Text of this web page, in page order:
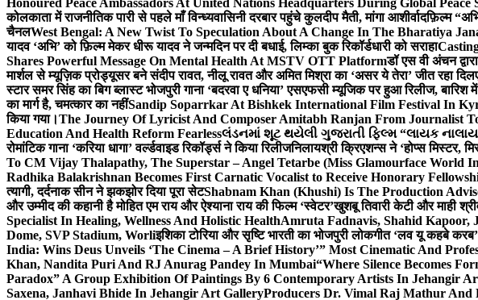
Honoured Peace Ambassadors At United Nations Headquarters During Global Peace
कोलकाता में राजनीतिक पारी से पहले माँ विन्ध्यवासिनी दरबार पहुंचे कुलदीप मैती, मांगा आशीर्वादफ़िल्म
चैनलWest Bengal: A New Twist To Speculation About A Change In The Bharatiya
यादव ‘अभि’ को फ़िल्म मेकर धीरू यादव ने जन्मदिन पर दी बधाई, लिम्का बुक रिकॉर्डधारी को सराहा
Shares Powerful Message On Mental Health At MSTV OTT Platformडॉ एस वी अंचन
मार्शल से म्यूज़िक प्रोड्यूसर बने संदीप रावत, नीलू रावत और अमित मिश्रा का ‘असर ये तेरा’ जीत रहा दिल
स्टार समर सिंह का बिग ब्लास्ट भोजपुरी गाना ‘बदरवा ए धनिया’ एसएफसी म्यूजिक पर हुआ रिलीज,
का मार्ग है, चमत्कार का नहींSandip Soparrkar At Bishkek International Film Festival In
किया गया।The Journey Of Lyricist And Composer Amitabh Ranjan From Journalist
Education And Health Reform Fearlessલંડનમાં શૂટ થયેલી ગુજરાતી ફિલ્મ “લાયક
रोमांटिक गाना ‘करिया धागा’ वर्ल्डवाइड रिकॉर्ड्स ने किया रिलीजनिलायश्री क्रिएशन्स ने ‘होप्स मिस्टर,
To CM Vijay Thalapathy, The Superstar – Angel Tetarbe (Miss Glamourface World
Radhika Balakrishnan Becomes First Carnatic Vocalist to Receive Honorary
त्यागी, दर्दनाक सीन ने झकझोर दिया पूरा सेटShabnam Khan (Khushi) Is The Production
और उम्मीद की कहानी है मोहित एम राय और ऐश्याना राय की फिल्म ‘स्वेटर’खुशबू तिवारी केटी और माही
Specialist In Healing, Wellness And Holistic HealthAmruta Fadnavis, Shahid Kapoor,
Dome, SVP Stadium, Worliइशिका टोरिया और सृष्टि भारती का भोजपुरी लोकगीत ‘लव यू कहबे करब’
India: Wins Deus Unveils ‘The Cinema – A Brief History’” Most Cinematic And
Khan, Nandita Puri And RJ Anurag Pandey In Mumbai“Where Silence Becomes
Paradox” A Group Exhibition Of Paintings By 6 Contemporary Artists In Jehangir
Saxena, Janhavi Bhide In Jehangir Art GalleryProducers Dr. Vimal Raj Mathur And